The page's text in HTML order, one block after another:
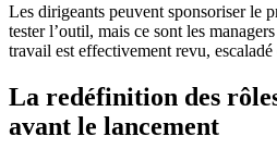
Les dirigeants peuvent sponsoriser le
tester l’outil, mais ce sont les
travail est effectivement revu,
La redéfinition des
avant le lancement